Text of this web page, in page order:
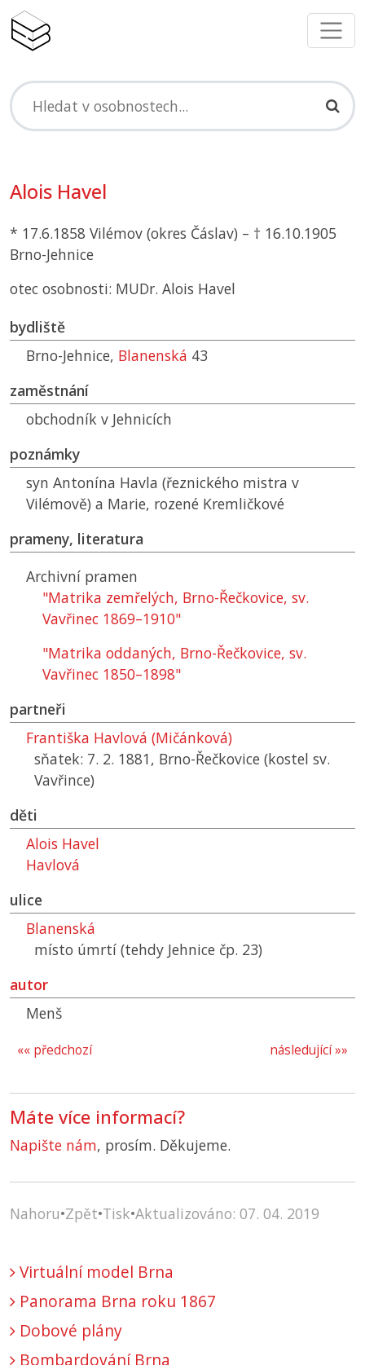
Alois Havel
* 17.6.1858 Vilémov (okres Čáslav) – † 16.10.1905
Brno-Jehnice
otec osobnosti: MUDr. Alois Havel
bydliště
Brno-Jehnice, Blanenská 43
zaměstnání
obchodník v Jehnicích
poznámky
syn Antonína Havla (řeznického mistra v
Vilémově) a Marie, rozené Kremličkové
prameny, literatura
Archivní pramen
"Matrika zemřelých, Brno-Řečkovice, sv.
Vavřinec 1869–1910"
"Matrika oddaných, Brno-Řečkovice, sv.
Vavřinec 1850–1898"
partneři
Františka Havlová (Mičánková)
sňatek: 7. 2. 1881, Brno-Řečkovice (kostel sv.
Vavřince)
děti
Alois Havel
Havlová
ulice
Blanenská
místo úmrtí (tehdy Jehnice čp. 23)
autor
Menš
následující »»
«« předchozí
Máte více informací?
Napište nám, prosím. Děkujeme.
Nahoru•Zpět•Tisk•Aktualizováno: 07. 04. 2019
Virtuální model Brna
Panorama Brna roku 1867
Dobové plány
Bombardování Brna